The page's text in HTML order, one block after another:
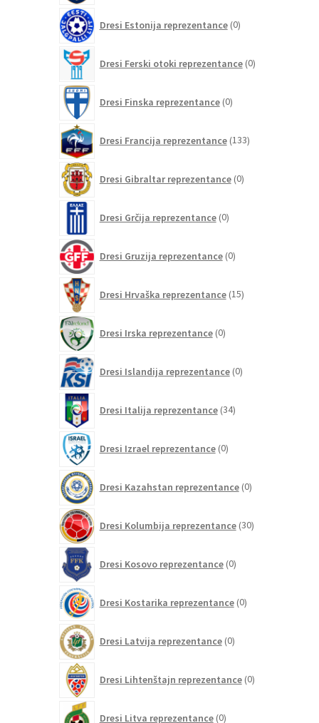
Dresi Estonija reprezentance 0izdelkov
Dresi Ferski otoki reprezentance 0izdelkov
Dresi Finska reprezentance 0izdelkov
Dresi Francija reprezentance 133izdelkov
Dresi Gibraltar reprezentance 0izdelkov
Dresi Grčija reprezentance 0izdelkov
Dresi Gruzija reprezentance 0izdelkov
Dresi Hrvaška reprezentance 15izdelkov
Dresi Irska reprezentance 0izdelkov
Dresi Islandija reprezentance 0izdelkov
Dresi Italija reprezentance 34izdelkov
Dresi Izrael reprezentance 0izdelkov
Dresi Kazahstan reprezentance 0izdelkov
Dresi Kolumbija reprezentance 30izdelkov
Dresi Kosovo reprezentance 0izdelkov
Dresi Kostarika reprezentance 0izdelkov
Dresi Latvija reprezentance 0izdelkov
Dresi Lihtenštajn reprezentance 0izdelkov
Dresi Litva reprezentance 0